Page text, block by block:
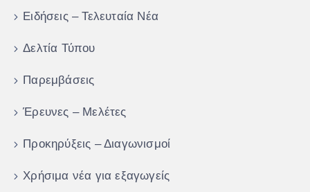
Ειδήσεις – Τελευταία Νέα
Δελτία Τύπου
Παρεμβάσεις
Έρευνες – Μελέτες
Προκηρύξεις – Διαγωνισμοί
Χρήσιμα νέα για εξαγωγείς